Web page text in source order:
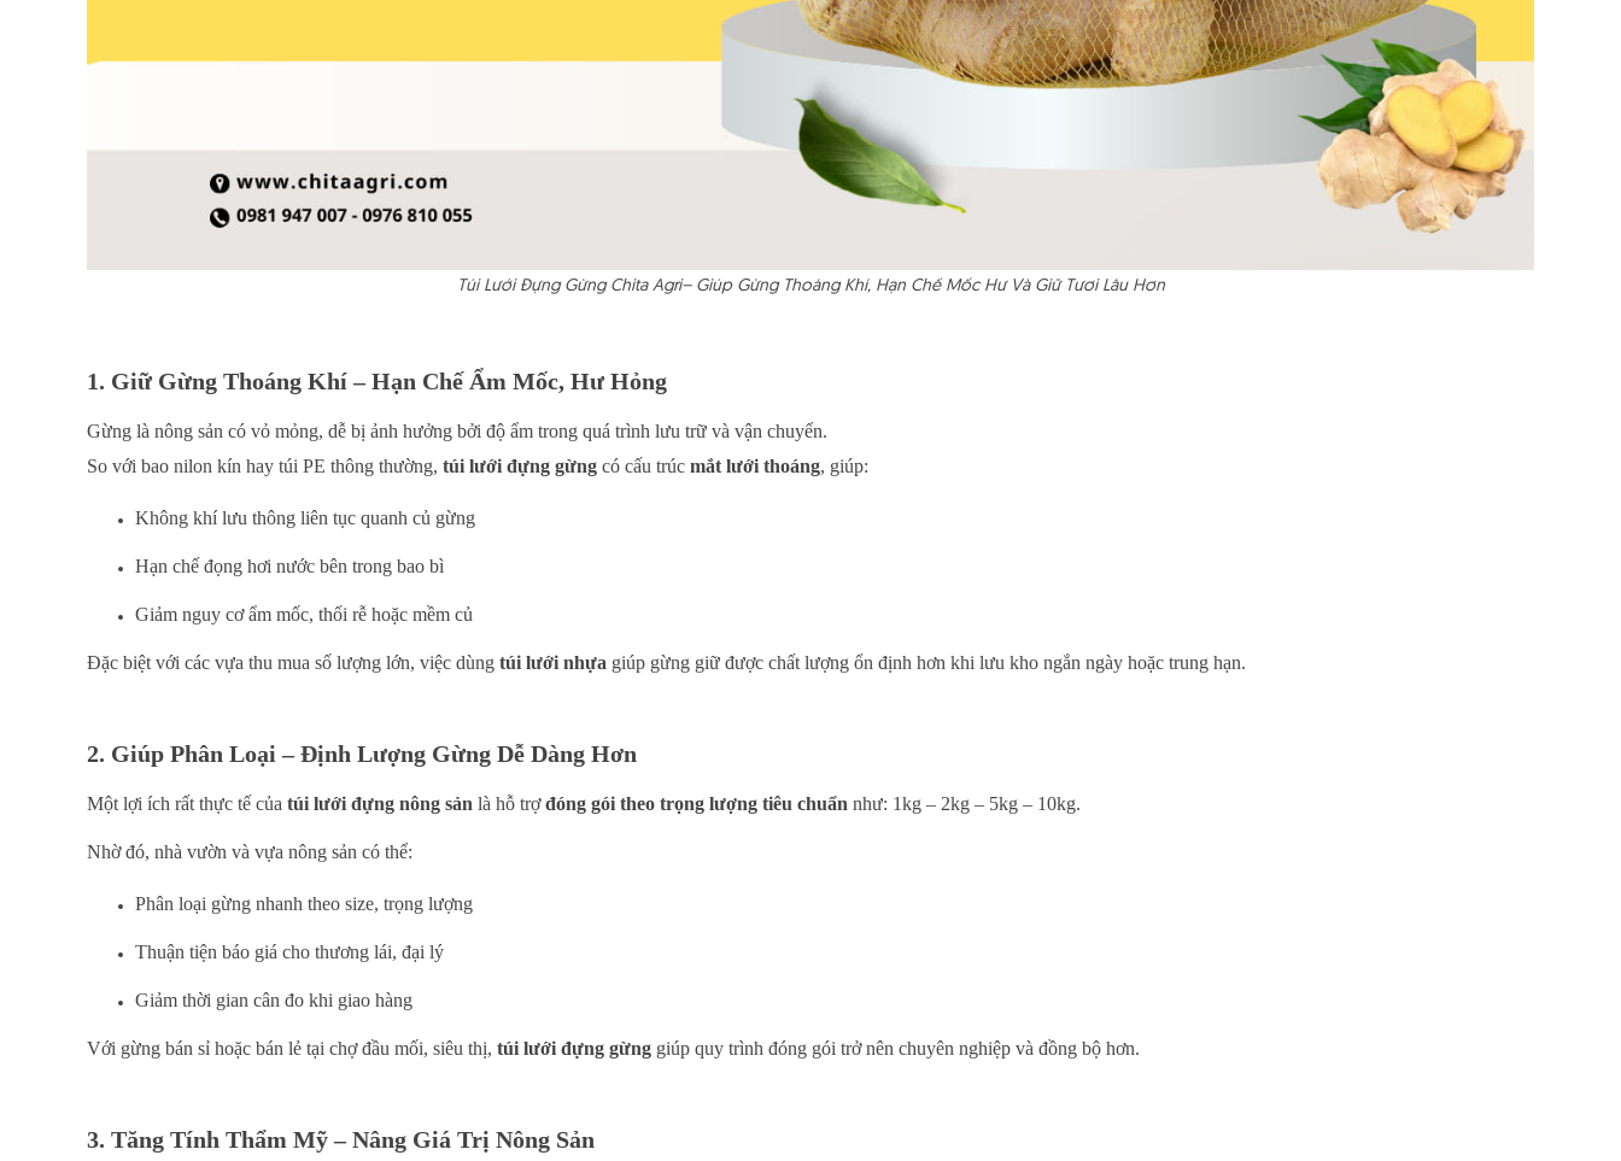
Túi Lưới Đựng Gừng Chita Agri– Giúp Gừng Thoáng Khí, Hạn Chế Mốc Hư Và Giữ Tươi Lâu Hơn
1. Giữ Gừng Thoáng Khí – Hạn Chế Ẩm Mốc, Hư Hỏng
Gừng là nông sản có vỏ mỏng, dễ bị ảnh hưởng bởi độ ẩm trong quá trình lưu trữ và vận chuyển.
So với bao nilon kín hay túi PE thông thường, túi lưới đựng gừng có cấu trúc mắt lưới thoáng, giúp:
Không khí lưu thông liên tục quanh củ gừng
Hạn chế đọng hơi nước bên trong bao bì
Giảm nguy cơ ẩm mốc, thối rễ hoặc mềm củ
Đặc biệt với các vựa thu mua số lượng lớn, việc dùng túi lưới nhựa giúp gừng giữ được chất lượng ổn định hơn khi lưu kho ngắn ngày hoặc trung hạn.
2. Giúp Phân Loại – Định Lượng Gừng Dễ Dàng Hơn
Một lợi ích rất thực tế của túi lưới đựng nông sản là hỗ trợđóng gói theo trọng lượng tiêu chuẩn như: 1kg – 2kg – 5kg – 10kg.
Nhờ đó, nhà vườn và vựa nông sản có thể:
Phân loại gừng nhanh theo size, trọng lượng
Thuận tiện báo giá cho thương lái, đại lý
Giảm thời gian cân đo khi giao hàng
Với gừng bán sỉ hoặc bán lẻ tại chợ đầu mối, siêu thị, túi lưới đựng gừng giúp quy trình đóng gói trở nên chuyên nghiệp và đồng bộ hơn.
3. Tăng Tính Thẩm Mỹ – Nâng Giá Trị Nông Sản